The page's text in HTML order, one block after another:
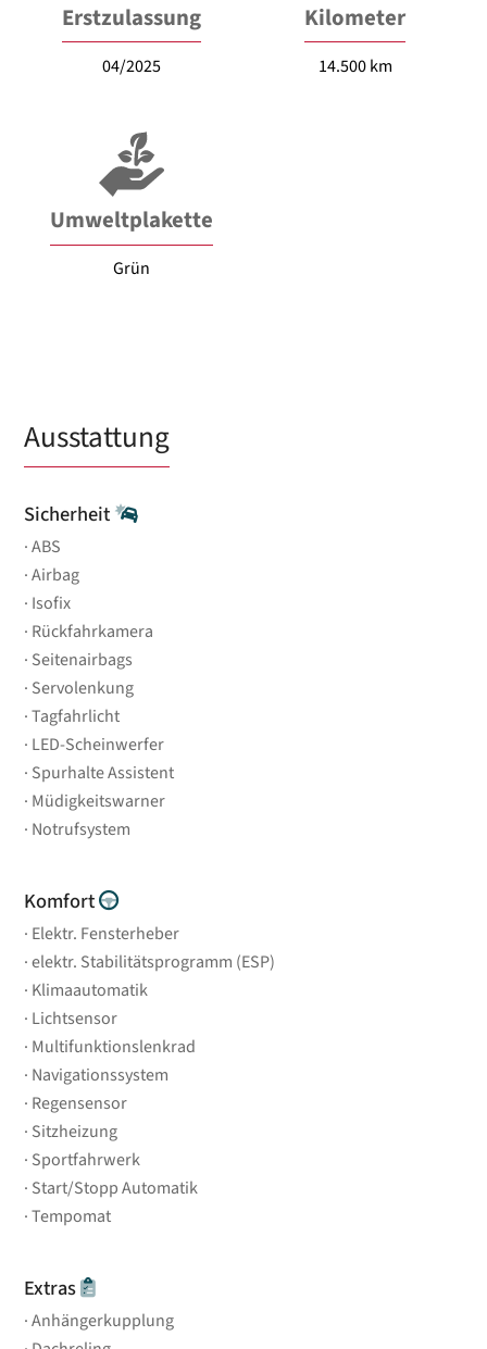
Erstzulassung
04/2025
Kilometer
14.500 km
Umweltplakette
Grün
Ausstattung
Sicherheit
ABS
Airbag
Isofix
Rückfahrkamera
Seitenairbags
Servolenkung
Tagfahrlicht
LED-Scheinwerfer
Spurhalte Assistent
Müdigkeitswarner
Notrufsystem
Komfort
Elektr. Fensterheber
elektr. Stabilitätsprogramm (ESP)
Klimaautomatik
Lichtsensor
Multifunktionslenkrad
Navigationssystem
Regensensor
Sitzheizung
Sportfahrwerk
Start/Stopp Automatik
Tempomat
Extras
Anhängerkupplung